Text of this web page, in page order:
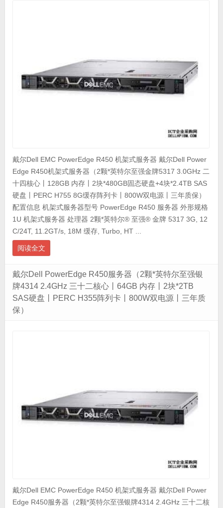
戴尔Dell EMC PowerEdge R450 机架式服务器 戴尔Dell Power
Edge R450机架式服务器（2颗*英特尔至强金牌5317 3.0GHz 二
十四核心丨128GB 内存丨2块*480GB固态硬盘+4块*2.4TB SAS
硬盘丨PERC H755 8G缓存阵列卡丨800W双电源丨三年质保）
配置信息 机架式服务器型号 PowerEdge R450 服务器 外形规格
1U 机架式服务器 处理器 2颗*英特尔® 至强® 金牌 5317 3G, 12
C/24T, 11.2GT/s, 18M 缓存, Turbo, HT ...
阅读全文
戴尔Dell PowerEdge R450服务器（2颗*英特尔至强银
牌4314 2.4GHz 三十二核心丨64GB 内存丨2块*2TB
SAS硬盘丨PERC H355阵列卡丨800W双电源丨三年质
保）
戴尔Dell EMC PowerEdge R450 机架式服务器 戴尔Dell Power
Edge R450服务器（2颗*英特尔至强银牌4314 2.4GHz 三十二核